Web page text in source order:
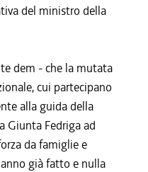
del ministro della
dem - che la mutata
cui partecipano
alla guida della
Giunta Fedriga ad
da famiglie e
già fatto e nulla